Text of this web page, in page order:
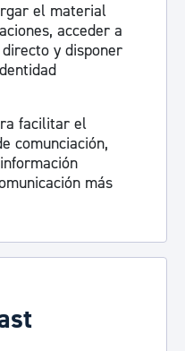
el material
acceder a
y disponer
facilitar el
comunciación,
más